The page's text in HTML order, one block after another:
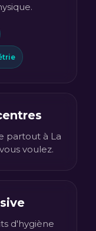
partout à La
voulez.
d'hygiène